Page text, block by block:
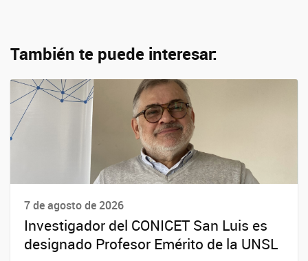
También te puede interesar:
7 de agosto de 2026
Investigador del CONICET San Luis es
designado Profesor Emérito de la UNSL